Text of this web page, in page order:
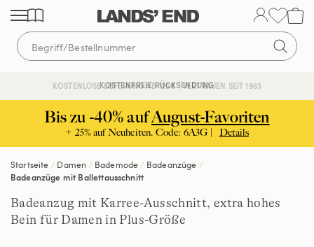
Direkt
zum
Inhalt
Direkt
zur
Navigation
Direkt
zur
Suche
KOSTENLOSE LIEFERUNG AB 120€ | VERTRAUEN SEIT 1963
KOSTENFREIE RÜCKSENDUNG
Bis zu -40% aufAugust-Favoriten
+ 25% auf Neuheiten. Code: 6A3G | Details
Startseite Damen Bademode
Badeanzüge
Badeanzüge mit Ballettausschnitt
Badeanzug mit Karree-Ausschnitt, extra hohes
Bein für Damen in Plus-Größe